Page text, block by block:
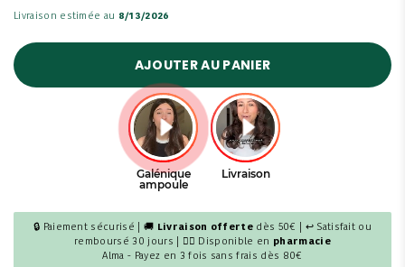
Livraison estimée au 8/13/2026
AJOUTER AU PANIER
🔒 Paiement sécurisé | 🚚 Livraison offerte dès 50€ | ↩ Satisfait ou
remboursé 30 jours | 👩‍⚕️ Disponible en pharmacie
Alma - Payez en 3 fois sans frais dès 80€